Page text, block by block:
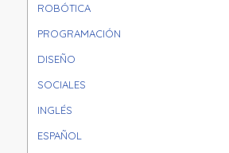
ROBÓTICA
PROGRAMACIÓN
DISEÑO
SOCIALES
INGLÉS
ESPAÑOL